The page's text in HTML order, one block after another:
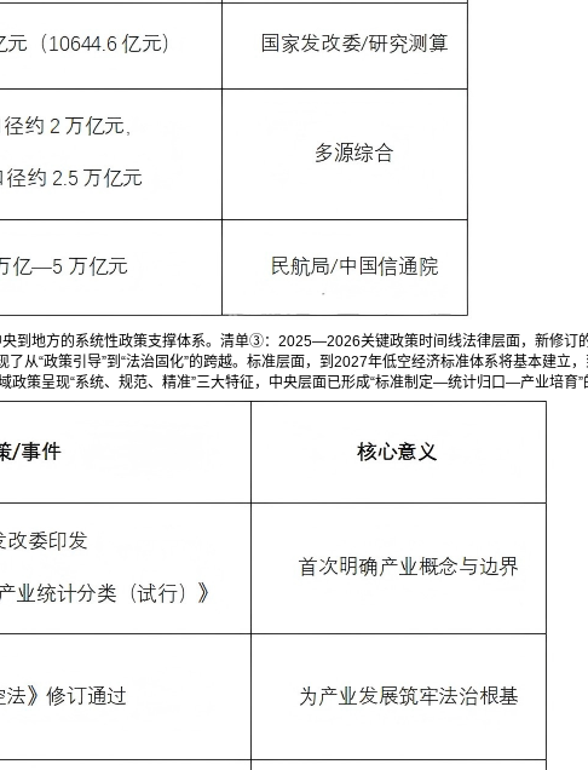
央到地方的系统性政策支撑体系。清单③：2025—2026关键政策时间线法律层面，新修订
从“政策引导”到“法治固化”的跨越。标准层面，到2027年低空经济标准体系将基本建立
策呈现“系统、规范、精准”三大特征，中央层面已形成“标准制定—统计归口—产业培育”